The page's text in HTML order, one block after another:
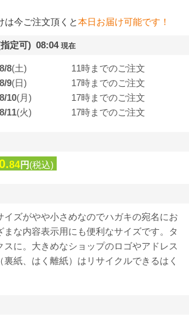
は今ご注文頂くと本日お届け可能です！
定可) 08:04 現在
8/8(土)
11時までのご注文
8/9(日)
17時までのご注文
8/10(月)
17時までのご注文
8/11(火) 17時までのご注文
0.84円(税込)
イズがやや小さめなのでハガキの宛名にお
まな内容表示用にも便利なサイズです。タ
スに。大きめなショップのロゴやアドレス
裏紙、はく離紙）はリサイクルできるはく